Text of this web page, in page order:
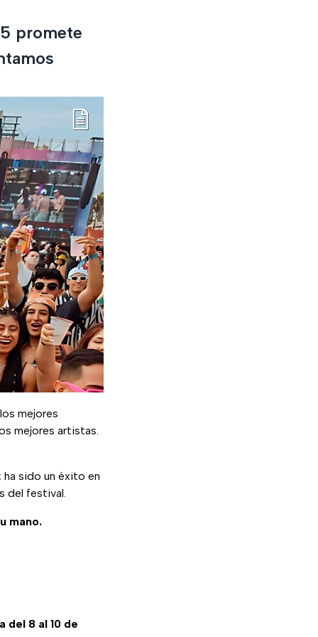
promete
mejores
mejores artistas.
; ha sido un éxito en
del festival.
mano.
del 8 al 10 de